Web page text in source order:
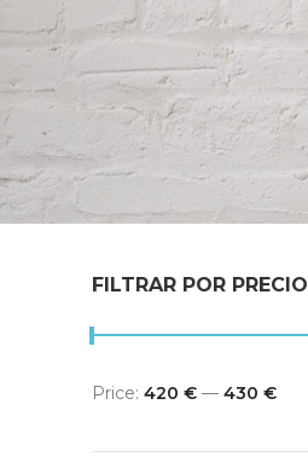
FILTRAR POR PRECIO
Price: 420 € — 430 €